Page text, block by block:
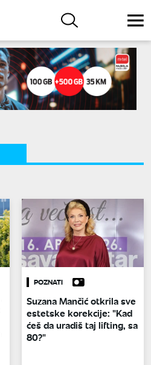
POZNATI
Suzana Mančić otkrila sve
estetske korekcije: "Kad
ćeš da uradiš taj lifting, sa
80?"